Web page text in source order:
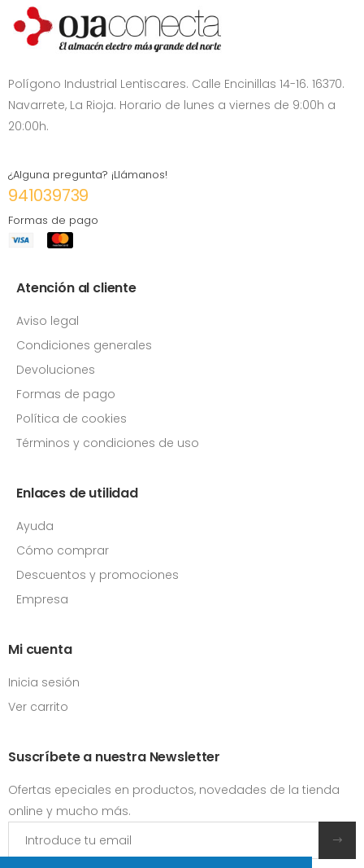
Polígono Industrial Lentiscares. Calle Encinillas 14-16. 16370.
Navarrete, La Rioja. Horario de lunes a viernes de 9:00h a
20:00h.
¿Alguna pregunta? ¡Llámanos!
941039739
Formas de pago
Atención al cliente
Aviso legal
Condiciones generales
Devoluciones
Formas de pago
Política de cookies
Términos y condiciones de uso
Enlaces de utilidad
Ayuda
Cómo comprar
Descuentos y promociones
Empresa
Mi cuenta
Inicia sesión
Ver carrito
Suscríbete a nuestra Newsletter
Ofertas epeciales en productos, novedades de la tienda
online y mucho más.